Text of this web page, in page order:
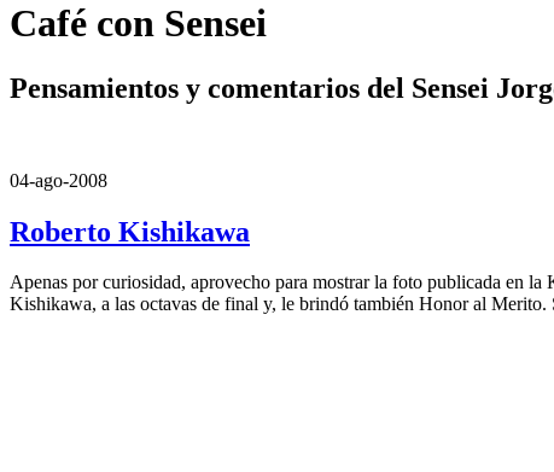
Café con Sensei
Pensamientos y comentarios del Sensei
04-ago-2008
Roberto Kishikawa
Apenas por curiosidad, aprovecho para mostrar la foto publicada en
Kishikawa, a las octavas de final y, le brindó también Honor al Merito.